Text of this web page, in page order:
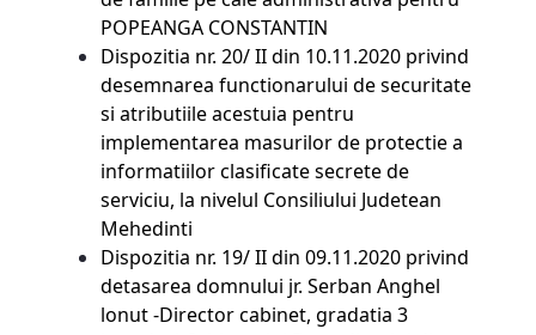
POPEANGA CONSTANTIN
Dispozitia nr. 20/ II din 10.11.2020 privind
desemnarea functionarului de securitate
si atributiile acestuia pentru
implementarea masurilor de protectie a
informatiilor clasificate secrete de
serviciu, la nivelul Consiliului Judetean
Mehedinti
Dispozitia nr. 19/ II din 09.11.2020 privind
detasarea domnului jr. Serban Anghel
lonut -Director cabinet, gradatia 3